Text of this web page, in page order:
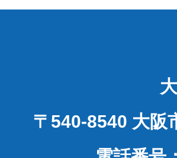
〒540-8540 大阪